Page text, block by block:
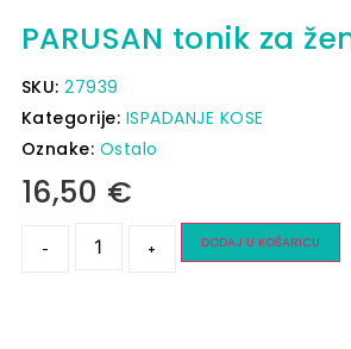
PARUSAN tonik za
SKU:27939
Kategorije: ISPADANJE KOSE
Oznake: Ostalo
16,50 €
- + DODAJ U KOŠARICU